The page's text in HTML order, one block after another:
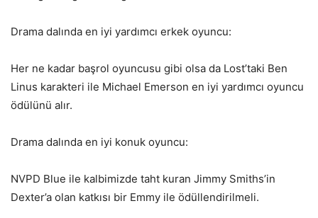
Drama dalında en iyi yardımcı erkek oyuncu:
Her ne kadar başrol oyuncusu gibi olsa da Lost’taki Ben
Linus karakteri ile Michael Emerson en iyi yardımcı oyuncu
ödülünü alır.
Drama dalında en iyi konuk oyuncu:
NVPD Blue ile kalbimizde taht kuran Jimmy Smiths’in
Dexter’a olan katkısı bir Emmy ile ödüllendirilmeli.